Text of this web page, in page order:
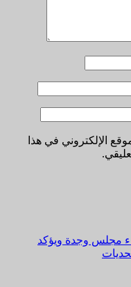
الإلكتروني في هذا
مجلس وجدة ويؤكد